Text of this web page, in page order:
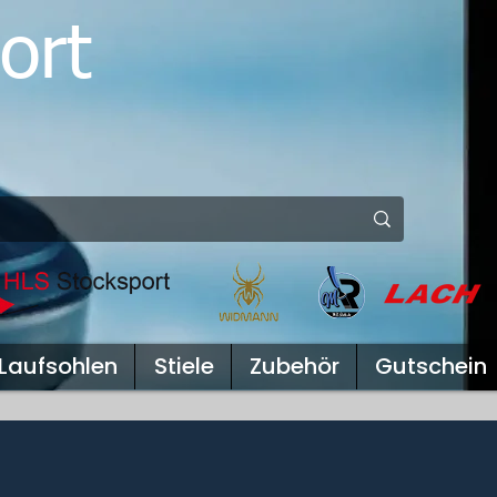
Laufsohlen Stiele Zubehör Gutschein